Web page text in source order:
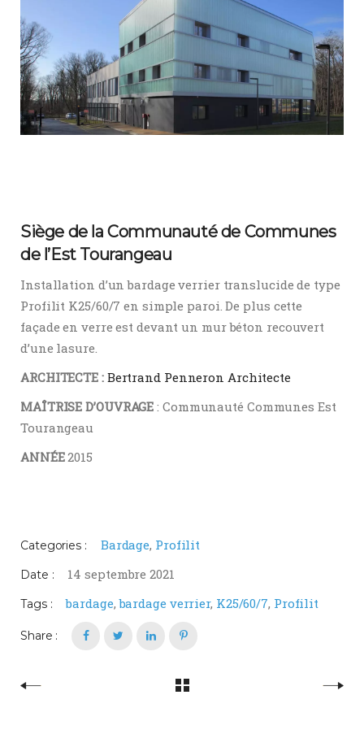
Siège de la Communauté de Communes
de l’Est Tourangeau
Installation d’un bardage verrier translucide de type
Profilit K25/60/7 en simple paroi. De plus cette
façade en verre est devant un mur béton recouvert
d’une lasure.
ARCHITECTE : Bertrand Penneron Architecte
MAÎTRISE D’OUVRAGE : Communauté Communes Est
Tourangeau
ANNÉE2015
Categories : Bardage, Profilit
Date : 14 septembre 2021
Tags : bardage,bardage verrier, K25/60/7, Profilit
Share :